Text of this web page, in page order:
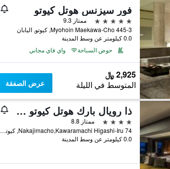
فور سيزنس هوتل كيوتو
5 نجوم
ممتاز 9.3
445-3 Myohoin Maekawa-Cho, كيوتو, اليابان
0.0 كيلومتر عن وسط المدينة
حوض السباحة
واي فاي مجاني
2,925 ﷼
المتوسط في الليلة عرض الصفقة
ذا رويال بارك هوتل كيوتو سانجو
4 نجوم
ممتاز 8.8
74 Nakajimacho,Kawaramachi Higashi-Iru, كيوتو, اليابان
0.0 كيلومتر عن وسط المدينة